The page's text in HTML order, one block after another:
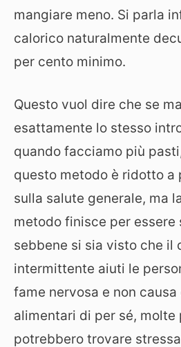
mangiare meno. Si parla
calorico naturalmente
per cento minimo.
Questo vuol dire che se
esattamente lo stesso
quando facciamo più
questo metodo è ridotto a
sulla salute generale, ma
metodo finisce per
sebbene si sia visto che il
intermittente aiuti le
fame nervosa e non
alimentari di per sé, molte
potrebbero trovare